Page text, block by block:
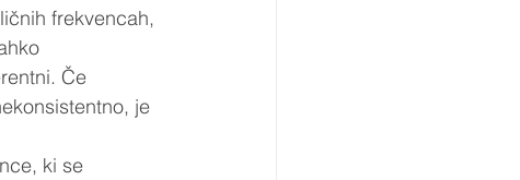
frekvencah,
Če
je
ki se